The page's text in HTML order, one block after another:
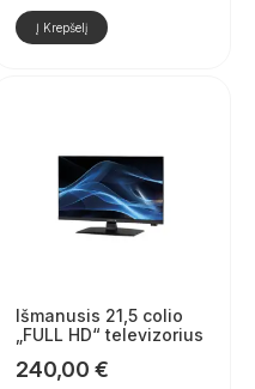
Į Krepšelį
Išmanusis 21,5 colio
„FULL HD“ televizorius
240,00 €